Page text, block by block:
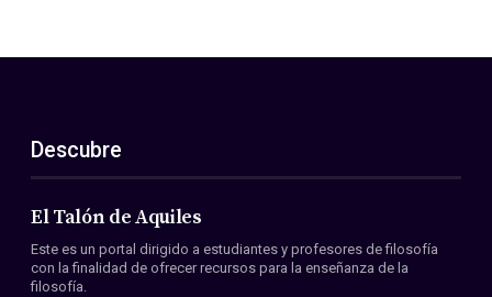
Descubre
El Talón de Aquiles
Este es un portal dirigido a estudiantes y profesores de filosofía
con la finalidad de ofrecer recursos para la enseñanza de la
filosofía.